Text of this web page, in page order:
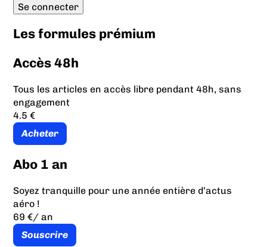
Les formules prémium
Accès 48h
Tous les articles en accès libre pendant 48h, sans
engagement
4.5 €
Acheter
Abo 1 an
Soyez tranquille pour une année entière d’actus
aéro !
69 €/ an
Souscrire